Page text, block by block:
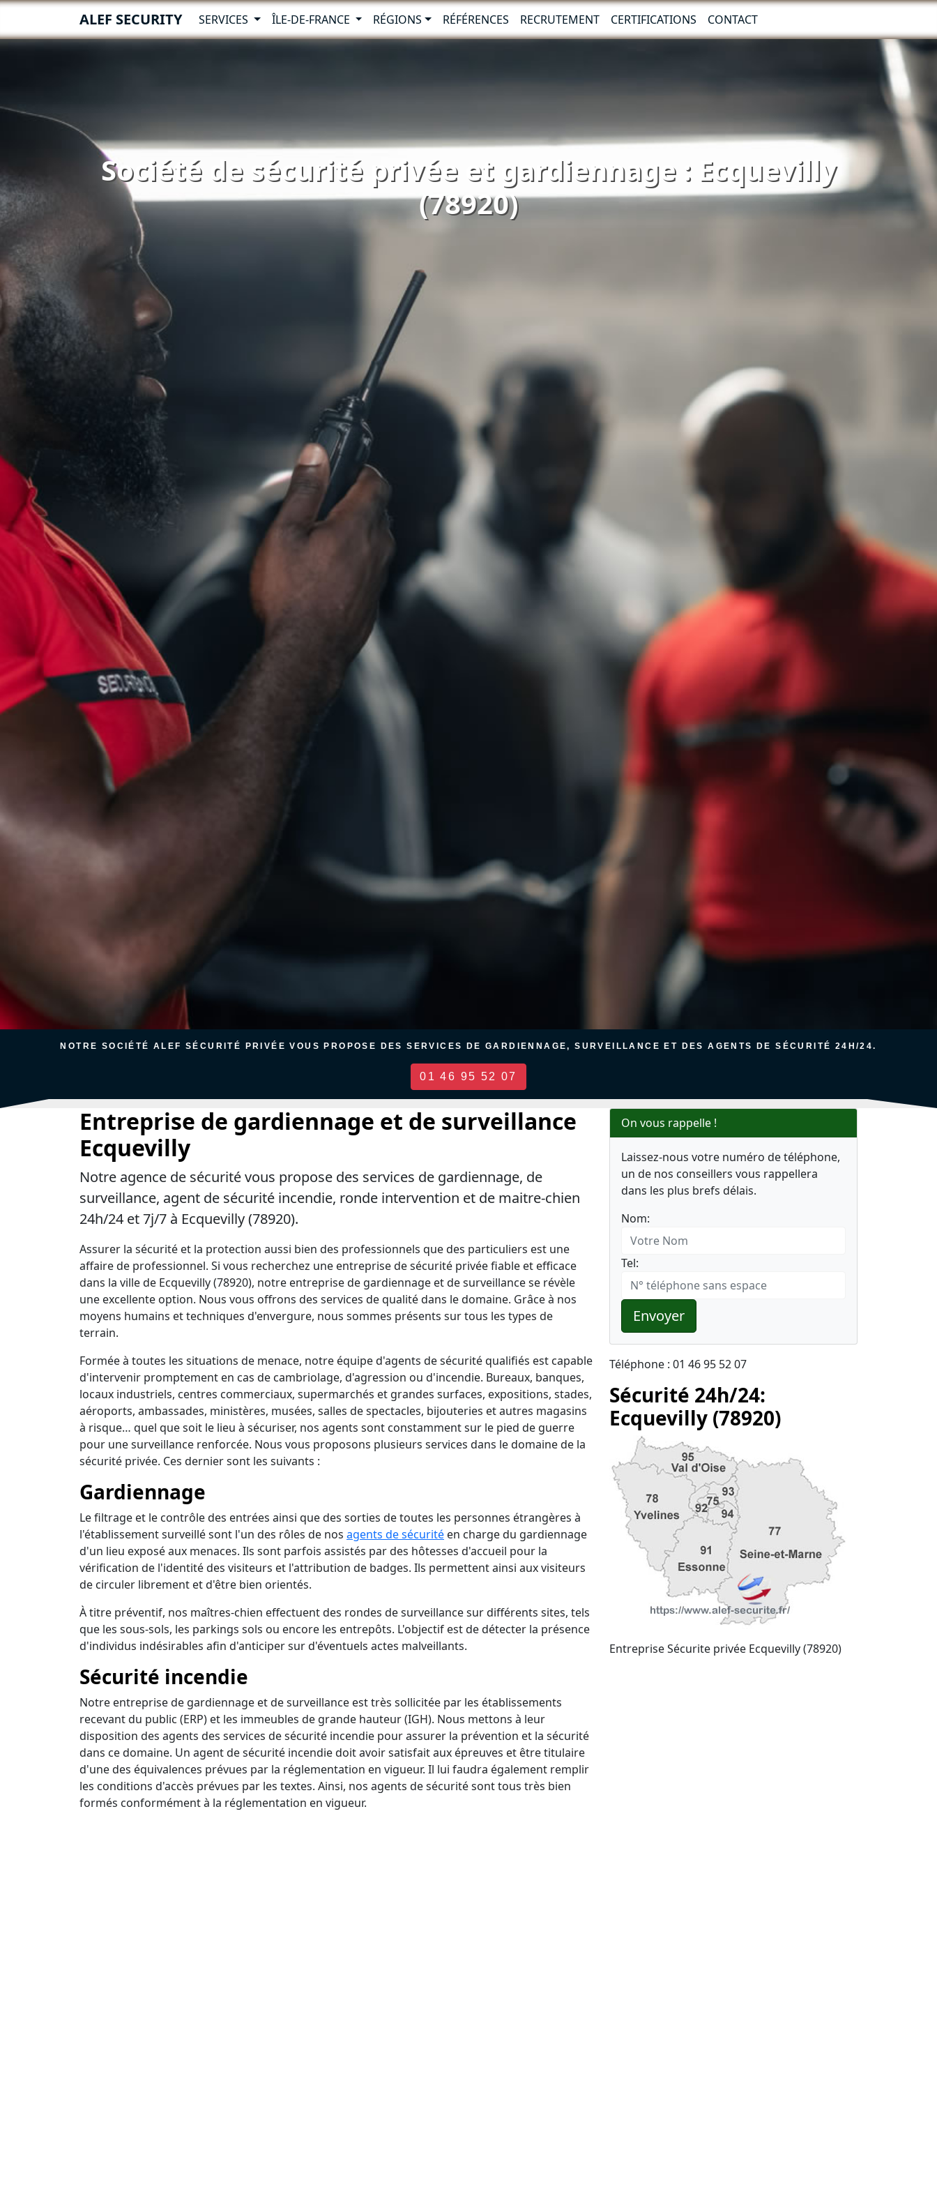
ALEF SECURITY SERVICES ÎLE-DE-FRANCE RÉGIONS RÉFÉRENCES RECRUTEMENT CERTIFICATIONS CONTACT
Société de sécurité privée et gardiennage : Ecquevilly
(78920)
NOTRE SOCIÉTÉ ALEF SÉCURITÉ PRIVÉE VOUS PROPOSE DES SERVICES DE GARDIENNAGE, SURVEILLANCE ET DES AGENTS DE SÉCURITÉ 24H/24.
01 46 95 52 07
Entreprise de gardiennage et de surveillance
Ecquevilly
Notre agence de sécurité vous propose des services de gardiennage, de
surveillance, agent de sécurité incendie, ronde intervention et de maitre-chien
24h/24 et 7j/7 à Ecquevilly (78920).
Assurer la sécurité et la protection aussi bien des professionnels que des particuliers est une
affaire de professionnel. Si vous recherchez une entreprise de sécurité privée fiable et efficace
dans la ville de Ecquevilly (78920), notre entreprise de gardiennage et de surveillance se révèle
une excellente option. Nous vous offrons des services de qualité dans le domaine. Grâce à nos
moyens humains et techniques d'envergure, nous sommes présents sur tous les types de
terrain.
Formée à toutes les situations de menace, notre équipe d'agents de sécurité qualifiés est capable
d'intervenir promptement en cas de cambriolage, d'agression ou d'incendie. Bureaux, banques,
locaux industriels, centres commerciaux, supermarchés et grandes surfaces, expositions, stades,
aéroports, ambassades, ministères, musées, salles de spectacles, bijouteries et autres magasins
à risque… quel que soit le lieu à sécuriser, nos agents sont constamment sur le pied de guerre
pour une surveillance renforcée. Nous vous proposons plusieurs services dans le domaine de la
sécurité privée. Ces dernier sont les suivants :
Gardiennage
Le filtrage et le contrôle des entrées ainsi que des sorties de toutes les personnes étrangères à
l'établissement surveillé sont l'un des rôles de nos agents de sécurité en charge du gardiennage
d'un lieu exposé aux menaces. Ils sont parfois assistés par des hôtesses d'accueil pour la
vérification de l'identité des visiteurs et l'attribution de badges. Ils permettent ainsi aux visiteurs
de circuler librement et d'être bien orientés.
À titre préventif, nos maîtres-chien effectuent des rondes de surveillance sur différents sites, tels
que les sous-sols, les parkings sols ou encore les entrepôts. L'objectif est de détecter la présence
d'individus indésirables afin d'anticiper sur d'éventuels actes malveillants.
Sécurité incendie
Notre entreprise de gardiennage et de surveillance est très sollicitée par les établissements
recevant du public (ERP) et les immeubles de grande hauteur (IGH). Nous mettons à leur
disposition des agents des services de sécurité incendie pour assurer la prévention et la sécurité
dans ce domaine. Un agent de sécurité incendie doit avoir satisfait aux épreuves et être titulaire
d'une des équivalences prévues par la réglementation en vigueur. Il lui faudra également remplir
les conditions d'accès prévues par les textes. Ainsi, nos agents de sécurité sont tous très bien
formés conformément à la réglementation en vigueur.
On vous rappelle !
Laissez-nous votre numéro de téléphone,
un de nos conseillers vous rappellera
dans les plus brefs délais.
Nom:
Tel:
Envoyer
Téléphone : 01 46 95 52 07
Sécurité 24h/24:
Ecquevilly (78920)
Entreprise Sécurite privée Ecquevilly (78920)